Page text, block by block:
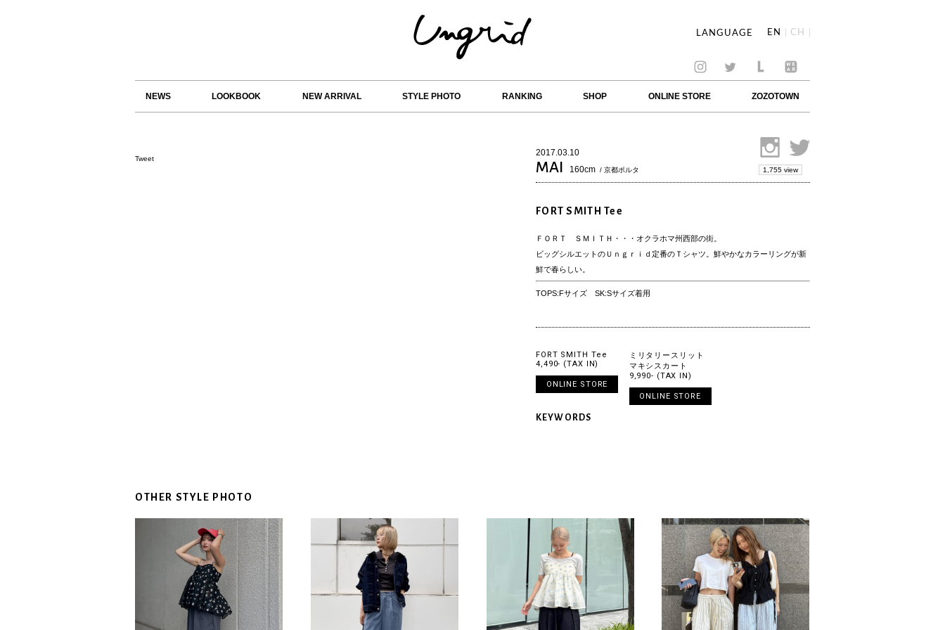
LANGUAGE EN CH
NEWS LOOKBOOK NEW ARRIVAL STYLE PHOTO RANKING SHOP ONLINE STORE ZOZOTOWN
Tweet
2017.03.10
MAI 160cm / 京都ポルタ 1,755 view
FORT SMITH Tee
ＦＯＲＴ ＳＭＩＴＨ・・・オクラホマ州西部の街。
ビッグシルエットのＵｎｇｒｉｄ定番のＴシャツ。鮮やかなカラーリングが新
鮮で春らしい。
TOPS:Fサイズ SK:Sサイズ着用
FORT SMITH Tee
4,490- (TAX IN)
ONLINE STORE
ミリタリースリット
マキシスカート
9,990- (TAX IN)
ONLINE STORE
KEYWORDS
OTHER STYLE PHOTO